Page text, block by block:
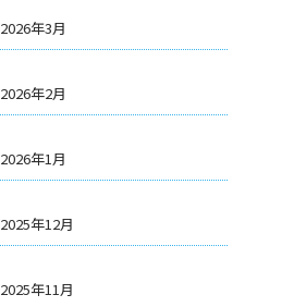
2026年3月
2026年2月
2026年1月
2025年12月
2025年11月